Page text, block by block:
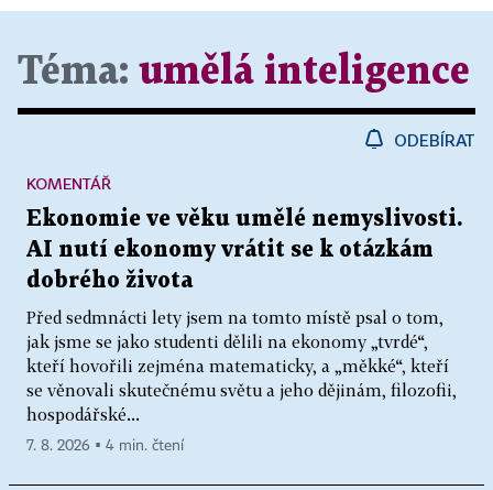
Téma: umělá inteligence
ODEBÍRAT
Ekonomie ve věku umělé nemyslivosti.
AI nutí ekonomy vrátit se k otázkám
dobrého života
Před sedmnácti lety jsem na tomto místě psal o tom,
jak jsme se jako studenti dělili na ekonomy „tvrdé“,
kteří hovořili zejména matematicky, a „měkké“, kteří
se věnovali skutečnému světu a jeho dějinám, filozofii,
hospodářské...
KOMENTÁŘ
7. 8. 2026 ▪ 4 min. čtení